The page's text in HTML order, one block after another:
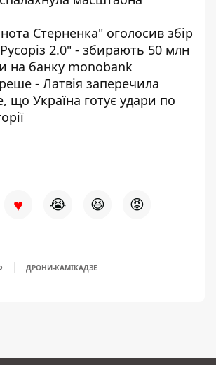
Стерненка" оголосив збір
2.0" - збирають 50 млн
на банку monobank
- Латвія заперечила
що Україна готує удари по
♥ 😭 😆 😡
ДРОНИ-КАМІКАДЗЕ